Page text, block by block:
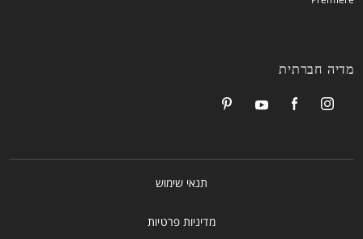
מדיה חברתית
תנאי שימוש
מדיניות פרטיות